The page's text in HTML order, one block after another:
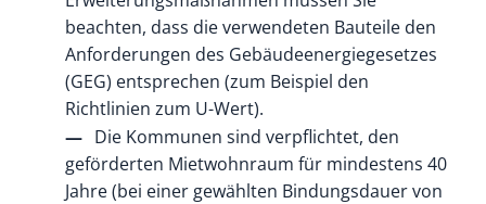
beachten, dass die verwendeten Bauteile den
Anforderungen des Gebäudeenergiegesetzes
(GEG) entsprechen (zum Beispiel den
Richtlinien zum U-Wert).
Die Kommunen sind verpflichtet, den
geförderten Mietwohnraum für mindestens 40
Jahre (bei einer gewählten Bindungsdauer von